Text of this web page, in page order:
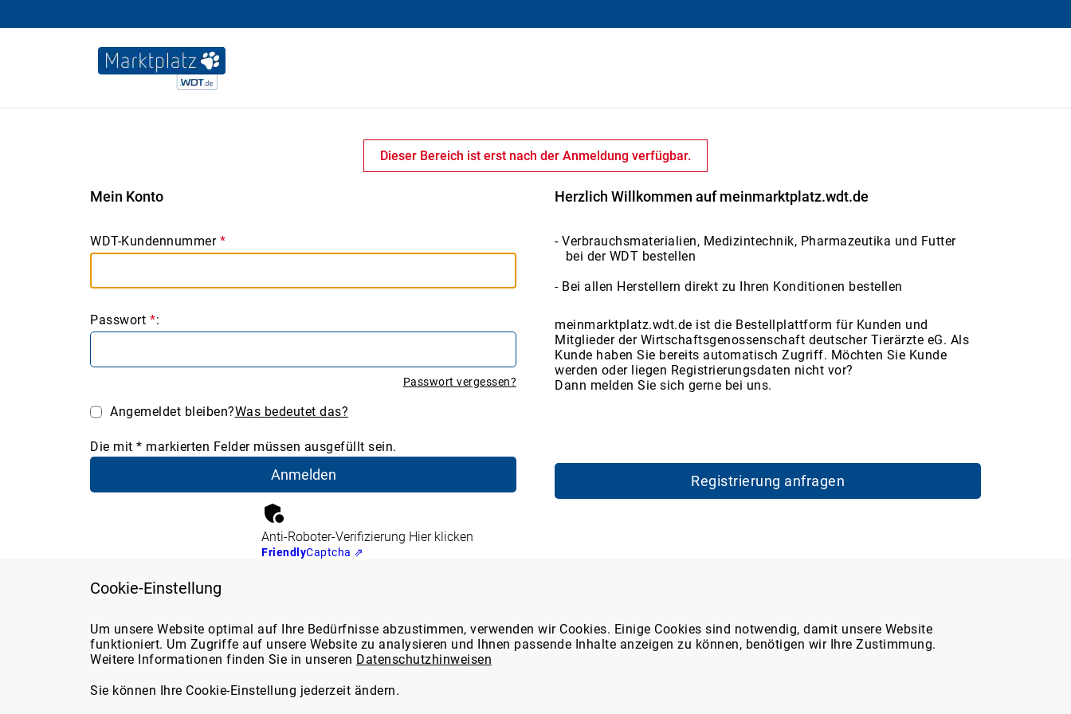
Dieser Bereich ist erst nach der Anmeldung verfügbar.
Mein Konto
WDT-Kundennummer *
Passwort *:
Passwort vergessen?
Angemeldet bleiben?Was bedeutet das?
Die mit * markierten Felder müssen ausgefüllt sein.
Anti-Roboter-Verifizierung Hier klicken
FriendlyCaptcha ⇗
Herzlich Willkommen auf meinmarktplatz.wdt.de
- Verbrauchsmaterialien, Medizintechnik, Pharmazeutika und Futter
bei der WDT bestellen
- Bei allen Herstellern direkt zu Ihren Konditionen bestellen
meinmarktplatz.wdt.de ist die Bestellplattform für Kunden und
Mitglieder der Wirtschaftsgenossenschaft deutscher Tierärzte eG. Als
Kunde haben Sie bereits automatisch Zugriff. Möchten Sie Kunde
werden oder liegen Registrierungsdaten nicht vor?
Dann melden Sie sich gerne bei uns.
Registrierung anfragen
Sie erreichen uns
05131/705-131
Über uns
Marktplatz-Funktionen
Tierarzt24-Partnerschaften
Marktplatz-Support
Cookie-Einstellung
Um unsere Website optimal auf Ihre Bedürfnisse abzustimmen, verwenden wir Cookies. Einige Cookies sind notwendig, damit unsere Website
funktioniert. Um Zugriffe auf unsere Website zu analysieren und Ihnen passende Inhalte anzeigen zu können, benötigen wir Ihre Zustimmung.
Weitere Informationen finden Sie in unseren Datenschutzhinweisen
Sie können Ihre Cookie-Einstellung jederzeit ändern.